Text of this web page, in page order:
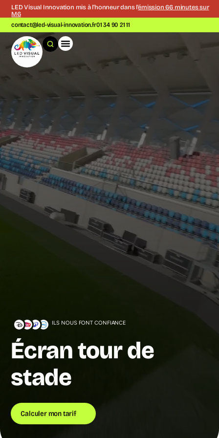
LED Visual Innovation mis à l’honneur dans l’émission 66 minutes sur
M6
contact@led-visual-innovation.fr01 34 90 21 11
ILS NOUS FONT CONFIANCE
Écran tour de
stade
Calculer mon tarif